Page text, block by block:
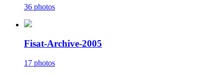
36 photos
Fisat-Archive-2005
17 photos